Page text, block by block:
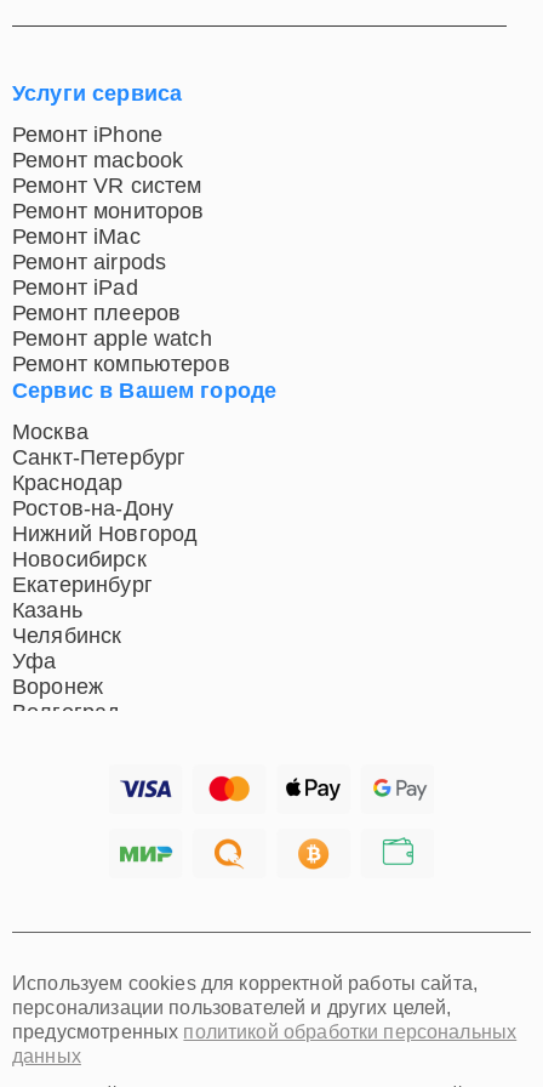
Сервис в Вашем городе
Москва
Санкт-Петербург
Краснодар
Ростов-на-Дону
Нижний Новгород
Новосибирск
Екатеринбург
Казань
Челябинск
Уфа
Воронеж
Волгоград
Хабаровск
Омск
Красноярск
Пермь
Ульяновск
Услуги сервиса
Ремонт iPhone
Ремонт macbook
Ремонт VR систем
Ремонт мониторов
Ремонт iMac
Ремонт airpods
Ремонт iPad
Ремонт плееров
Ремонт apple watch
Ремонт компьютеров
Используем cookies для корректной работы сайта,
персонализации пользователей и других целей,
предусмотренных политикой обработки персональных
данных